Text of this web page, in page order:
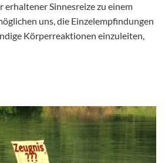
erhaltener Sinnesreize zu einem
uns, die Einzelempfindungen
Körperreaktionen einzuleiten,